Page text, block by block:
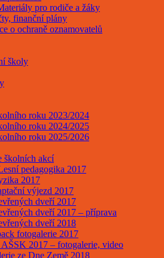
pro rodiče a žáky
finanční plány
o ochraně oznamovatelů
školy
roku 2023/2024
roku 2024/2025
roku 2025/2026
školních akcí
pedagogika 2017
2017
výjezd 2017
dveří 2017
dveří 2017 – příprava
dveří 2018
fotogalerie 2017
2017 – fotogalerie, video
ze Dne Země 2018